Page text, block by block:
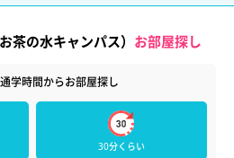
茶の水キャンパス） お部屋探し
学時間からお部屋探し
30分くらい